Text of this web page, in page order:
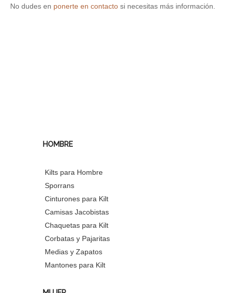
No dudes en ponerte en contacto si necesitas más información.
HOMBRE
Kilts para Hombre
Sporrans
Cinturones para Kilt
Camisas Jacobistas
Chaquetas para Kilt
Corbatas y Pajaritas
Medias y Zapatos
Mantones para Kilt